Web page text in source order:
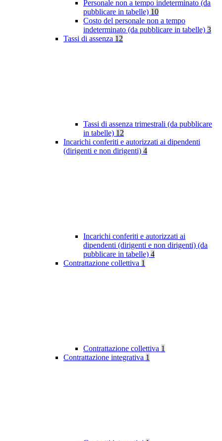
Personale non a tempo indeterminato (da
pubblicare in tabelle) 10
Costo del personale non a tempo
indeterminato (da pubblicare in tabelle) 3
Tassi di assenza 12
Tassi di assenza trimestrali (da pubblicare
in tabelle) 12
Incarichi conferiti e autorizzati ai dipendenti
(dirigenti e non dirigenti) 4
Incarichi conferiti e autorizzati ai
dipendenti (dirigenti e non dirigenti) (da
pubblicare in tabelle) 4
Contrattazione collettiva 1
Contrattazione collettiva 1
Contrattazione integrativa 1